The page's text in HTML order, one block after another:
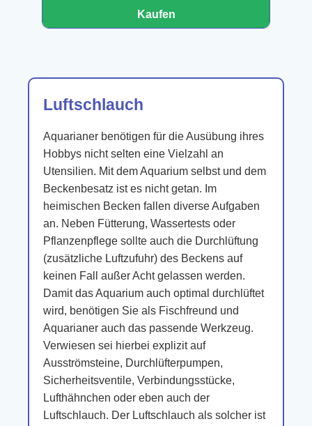
Kaufen
Luftschlauch
Aquarianer benötigen für die Ausübung ihres
Hobbys nicht selten eine Vielzahl an
Utensilien. Mit dem Aquarium selbst und dem
Beckenbesatz ist es nicht getan. Im
heimischen Becken fallen diverse Aufgaben
an. Neben Fütterung, Wassertests oder
Pflanzenpflege sollte auch die Durchlüftung
(zusätzliche Luftzufuhr) des Beckens auf
keinen Fall außer Acht gelassen werden.
Damit das Aquarium auch optimal durchlüftet
wird, benötigen Sie als Fischfreund und
Aquarianer auch das passende Werkzeug.
Verwiesen sei hierbei explizit auf
Ausströmsteine, Durchlüfterpumpen,
Sicherheitsventile, Verbindungsstücke,
Lufthähnchen oder eben auch der
Luftschlauch. Der Luftschlauch als solcher ist